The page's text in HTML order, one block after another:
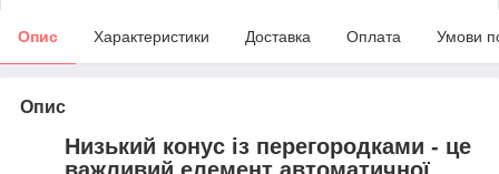
Опис Характеристики Доставка Оплата Умови
Опис
Низький конус із перегородками - це